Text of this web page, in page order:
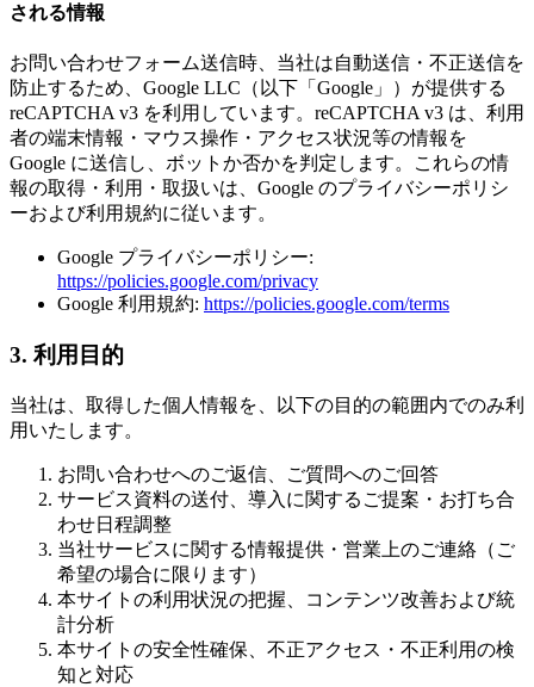
される情報
お問い合わせフォーム送信時、当社は自動送信・不正送信を
防止するため、Google LLC（以下「Google」）が提供する
reCAPTCHA v3 を利用しています。reCAPTCHA v3 は、利用
者の端末情報・マウス操作・アクセス状況等の情報を
Google に送信し、ボットか否かを判定します。これらの情
報の取得・利用・取扱いは、Google のプライバシーポリシ
ーおよび利用規約に従います。
Google プライバシーポリシー:
https://policies.google.com/privacy
Google 利用規約: https://policies.google.com/terms
3. 利用目的
当社は、取得した個人情報を、以下の目的の範囲内でのみ利
用いたします。
お問い合わせへのご返信、ご質問へのご回答
サービス資料の送付、導入に関するご提案・お打ち合
わせ日程調整
当社サービスに関する情報提供・営業上のご連絡（ご
希望の場合に限ります）
本サイトの利用状況の把握、コンテンツ改善および統
計分析
本サイトの安全性確保、不正アクセス・不正利用の検
知と対応